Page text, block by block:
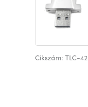
Cikszám: TLC-42